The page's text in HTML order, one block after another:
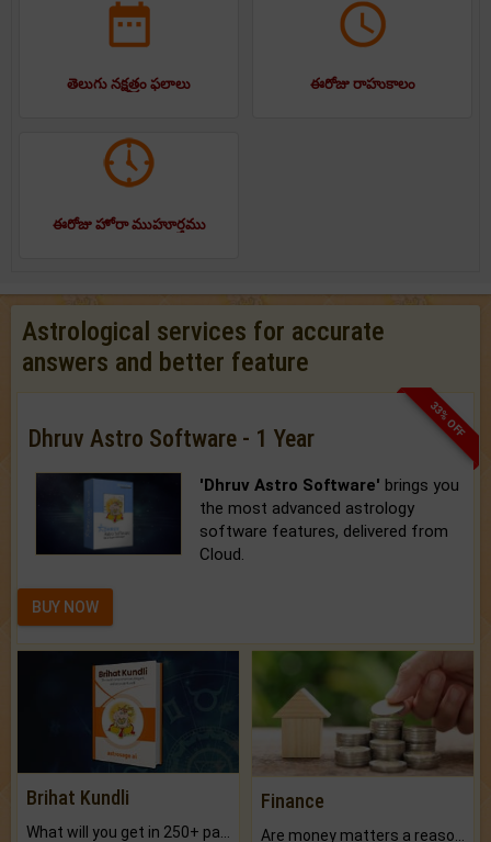
తెలుగు నక్షత్రం ఫలాలు ఈరోజు రాహుకాలం
ఈరోజు హోరా ముహూర్తము
Astrological services for accurate
answers and better feature
33% OFF
Dhruv Astro Software - 1 Year
'Dhruv Astro Software' brings you
the most advanced astrology
software features, delivered from
Cloud.
BUY NOW
Brihat Kundli Finance